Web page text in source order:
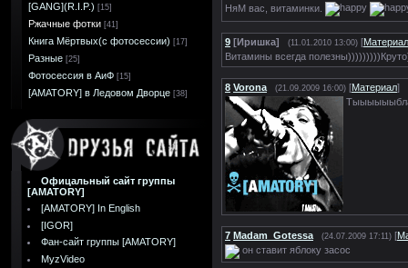
[GANG](R.I.P.) [15]
Ржачные фотки [41]
Книга Мёртвых(с фотосессии) [17]
Разные [25]
Фотосессия в АиФ [15]
[AMATORY] в Ледовом Дворце [38]
Офицальный сайт группы
[AMATORY]
[AMATORY] In English
[IGOR]
Фан-сайт группы [AMATORY]
MyzVideo
НяМ вас, витаминки.
9 [Иришка] (11.01.2010 13:00) [Материал
Витамины всегда
8 Vorona (21.09.2009 16:00) [Материал]
7 Madam_Gotessa (24.07.2009 17:11) [
он ставит яблоку засос